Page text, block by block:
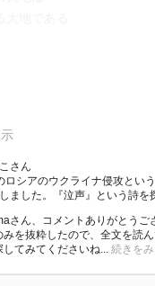
きると詩はさらに心に
さん
ロシアのウクライナ侵攻とい
ました。『泣声』という詩を
さん、コメントありがとうご
みを抜粋したので、全文を読
してみてくださいね... 続きを